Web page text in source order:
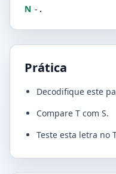
N -.
Prática
Decodifique este
Compare T com S.
Teste esta letra no